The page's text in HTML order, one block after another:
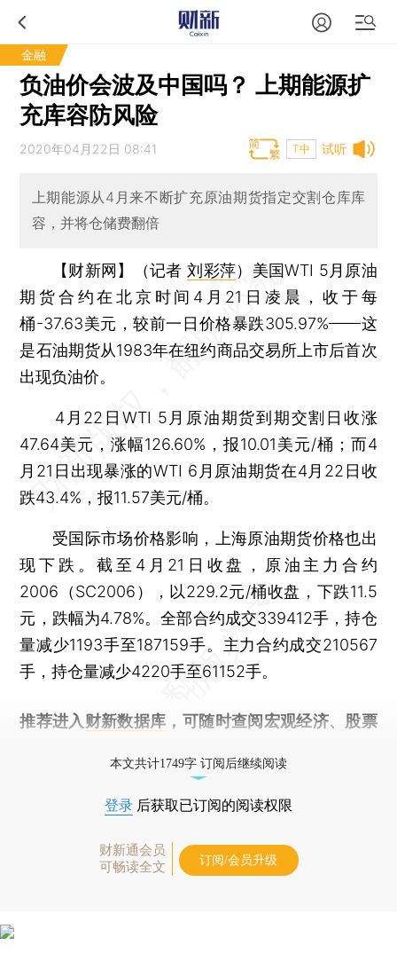
金融
负油价会波及中国吗？ 上期能源扩
充库容防风险
试听
2020年04月22日 08:41 T中
上期能源从4月来不断扩充原油期货指定交割仓库库
容，并将仓储费翻倍
【财新网】（记者刘彩萍） 美国WTI 5月原油
期货合约在北京时间4月21日凌晨，收于每
桶-37.63美元，较前一日价格暴跌305.97%——这
是石油期货从1983年在纽约商品交易所上市后首次
出现负油价。
4月22日WTI 5月原油期货到期交割日收涨
47.64美元，涨幅126.60%，报10.01美元/桶；而4
月21日出现暴涨的WTI 6月原油期货在4月22日收
跌43.4%，报11.57美元/桶。
受国际市场价格影响，上海原油期货价格也出
现下跌。截至4月21日收盘，原油主力合约
2006（SC2006），以229.2元/桶收盘，下跌11.5
元，跌幅为4.78%。全部合约成交339412手，持仓
量减少1193手至187159手。主力合约成交210567
手，持仓量减少4220手至61152手。
推荐进入 财新数据库 ，可随时查阅宏观经济、股票
本文共计1749字 订阅后继续阅读
登录 后获取已订阅的阅读权限
财新通会员
可畅读全文
订阅/会员升级